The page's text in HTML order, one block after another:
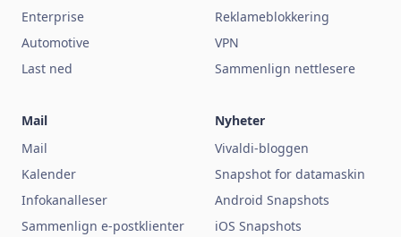
Enterprise
Automotive
Last ned
Reklameblokkering
VPN
Sammenlign nettlesere
Mail
Mail
Kalender
Infokanalleser
Sammenlign e-postklienter
Nyheter
Vivaldi-bloggen
Snapshot for datamaskin
Android Snapshots
iOS Snapshots